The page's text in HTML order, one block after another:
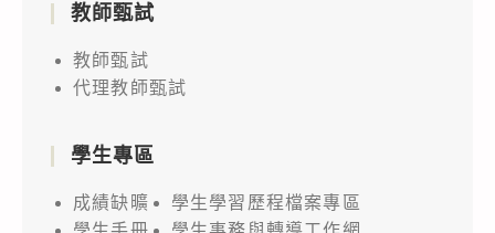
教師甄試
教師甄試
代理教師甄試
學生專區
成績缺曠
學生學習歷程檔案專區